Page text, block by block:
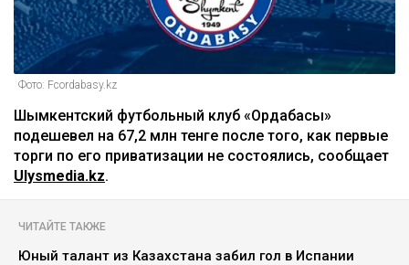
Фото: Fcordabasy.kz
Шымкентский футбольный клуб «Ордабасы»
подешевел на 67,2 млн тенге после того, как первые
торги по его приватизации не состоялись, сообщает
Ulysmedia.kz.
ЧИТАЙТЕ ТАКЖЕ
Юный талант из Казахстана забил гол в Испании